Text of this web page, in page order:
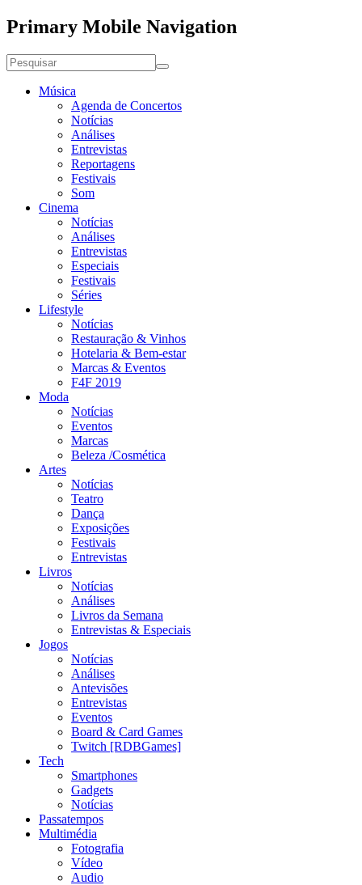
Primary Mobile Navigation
Música
Agenda de Concertos
Notícias
Análises
Entrevistas
Reportagens
Festivais
Som
Cinema
Notícias
Análises
Entrevistas
Especiais
Festivais
Séries
Lifestyle
Notícias
Restauração & Vinhos
Hotelaria & Bem-estar
Marcas & Eventos
F4F 2019
Moda
Notícias
Eventos
Marcas
Beleza /Cosmética
Artes
Notícias
Teatro
Dança
Exposições
Festivais
Entrevistas
Livros
Notícias
Análises
Livros da Semana
Entrevistas & Especiais
Jogos
Notícias
Análises
Antevisões
Entrevistas
Eventos
Board & Card Games
Twitch [RDBGames]
Tech
Smartphones
Gadgets
Notícias
Passatempos
Multimédia
Fotografia
Vídeo
Audio